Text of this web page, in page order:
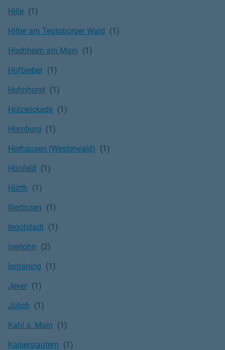
Hille
Hilter am Teutoburger Wald
Hochheim am Main
Hofbieber
Hohnhorst
Holzwickede
Homburg
Horhausen (Westerwald)
Hünfeld
Hürth
Illertissen
Ingolstadt
Iserlohn
Ismaning
Jever
Jülich
Kahl a. Main
Kaiserslautern